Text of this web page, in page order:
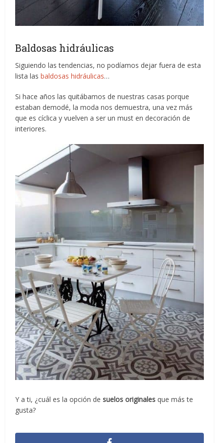
Baldosas hidráulicas
Siguiendo las tendencias, no podíamos dejar fuera de esta
lista lasbaldosas hidráulicas…
Si hace años las quitábamos de nuestras casas porque
estaban demodé, la moda nos demuestra, una vez más
que es cíclica y vuelven a ser un must en decoración de
interiores.
Y a ti, ¿cuál es la opción desuelos originales que más te
gusta?